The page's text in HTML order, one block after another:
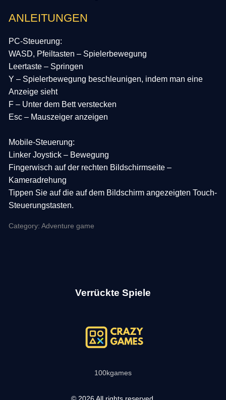
ANLEITUNGEN
PC-Steuerung:
WASD, Pfeiltasten – Spielerbewegung
Leertaste – Springen
Y – Spielerbewegung beschleunigen, indem man eine
Anzeige sieht
F – Unter dem Bett verstecken
Esc – Mauszeiger anzeigen
Mobile-Steuerung:
Linker Joystick – Bewegung
Fingerwisch auf der rechten Bildschirmseite –
Kameradrehung
Tippen Sie auf die auf dem Bildschirm angezeigten Touch-
Steuerungstasten.
Category: Adventure game
Verrückte Spiele
100kgames